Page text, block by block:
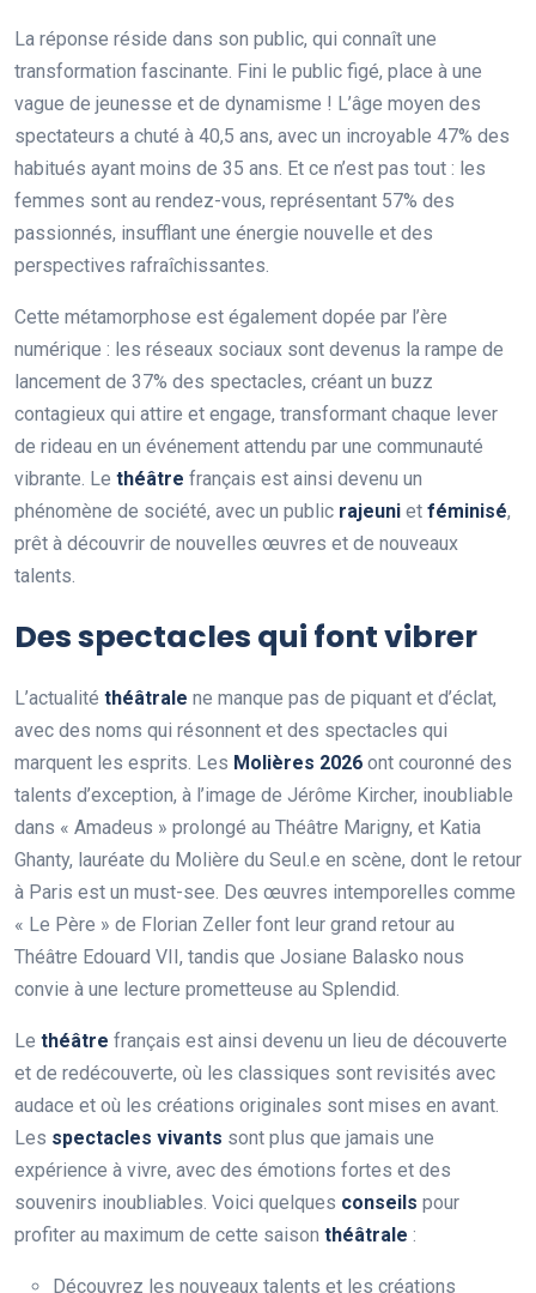
La réponse réside dans son public, qui connaît une
transformation fascinante. Fini le public figé, place à une
vague de jeunesse et de dynamisme ! L’âge moyen des
spectateurs a chuté à 40,5 ans, avec un incroyable 47% des
habitués ayant moins de 35 ans. Et ce n’est pas tout : les
femmes sont au rendez-vous, représentant 57% des
passionnés, insufflant une énergie nouvelle et des
perspectives rafraîchissantes.
Cette métamorphose est également dopée par l’ère
numérique : les réseaux sociaux sont devenus la rampe de
lancement de 37% des spectacles, créant un buzz
contagieux qui attire et engage, transformant chaque lever
de rideau en un événement attendu par une communauté
vibrante. Le théâtre français est ainsi devenu un
phénomène de société, avec un public rajeuni et féminisé,
prêt à découvrir de nouvelles œuvres et de nouveaux
talents.
Des spectacles qui font vibrer
L’actualité théâtrale ne manque pas de piquant et d’éclat,
avec des noms qui résonnent et des spectacles qui
marquent les esprits. Les Molières 2026 ont couronné des
talents d’exception, à l’image de Jérôme Kircher, inoubliable
dans « Amadeus » prolongé au Théâtre Marigny, et Katia
Ghanty, lauréate du Molière du Seul.e en scène, dont le retour
à Paris est un must-see. Des œuvres intemporelles comme
« Le Père » de Florian Zeller font leur grand retour au
Théâtre Edouard VII, tandis que Josiane Balasko nous
convie à une lecture prometteuse au Splendid.
Le théâtre français est ainsi devenu un lieu de découverte
et de redécouverte, où les classiques sont revisités avec
audace et où les créations originales sont mises en avant.
Les spectacles vivants sont plus que jamais une
expérience à vivre, avec des émotions fortes et des
souvenirs inoubliables. Voici quelques conseils pour
profiter au maximum de cette saison théâtrale :
Découvrez les nouveaux talents et les créations